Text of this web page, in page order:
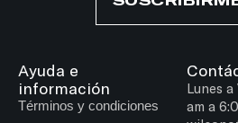
Ayuda e
información
Términos y condiciones
Lunes
am a